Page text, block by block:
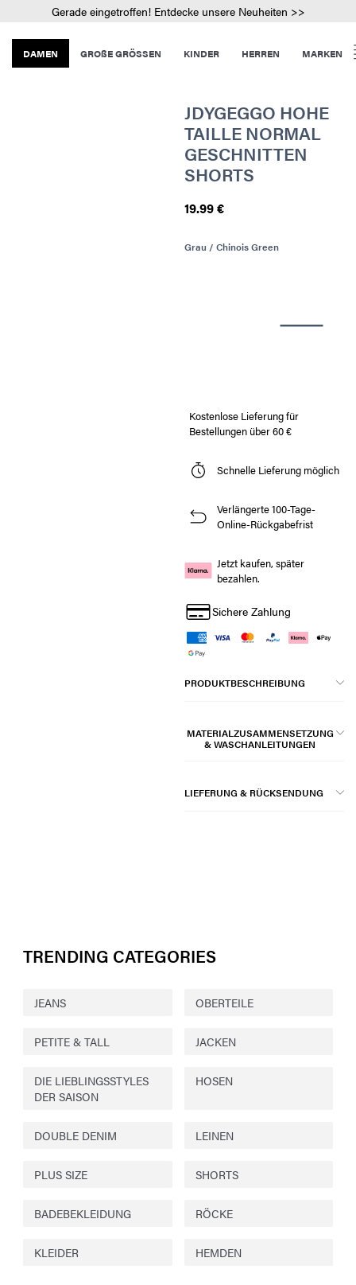
Gerade eingetroffen! Entdecke unsere Neuheiten >>
DAMEN GROßE GRÖSSEN KINDER HERREN MARKEN
JDYGEGGO HOHE
TAILLE NORMAL
GESCHNITTEN
SHORTS
19.99 €
Grau / Chinois Green
Kostenlose Lieferung für
Bestellungen über 60 €
Schnelle Lieferung möglich
Verlängerte 100-Tage-
Online-Rückgabefrist
Jetzt kaufen, später
bezahlen.
Sichere Zahlung
PRODUKTBESCHREIBUNG
MATERIALZUSAMMENSETZUNG
& WASCHANLEITUNGEN
LIEFERUNG & RÜCKSENDUNG
TRENDING CATEGORIES
JEANS OBERTEILE
PETITE & TALL JACKEN
DIE LIEBLINGSSTYLES
DER SAISON
HOSEN
DOUBLE DENIM LEINEN
PLUS SIZE SHORTS
BADEBEKLEIDUNG RÖCKE
KLEIDER HEMDEN